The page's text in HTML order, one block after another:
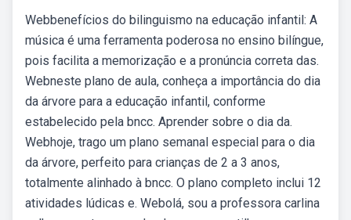
Webbenefícios do bilinguismo na educação infantil: A
música é uma ferramenta poderosa no ensino bilíngue,
pois facilita a memorização e a pronúncia correta das.
Webneste plano de aula, conheça a importância do dia
da árvore para a educação infantil, conforme
estabelecido pela bncc. Aprender sobre o dia da.
Webhoje, trago um plano semanal especial para o dia
da árvore, perfeito para crianças de 2 a 3 anos,
totalmente alinhado à bncc. O plano completo inclui 12
atividades lúdicas e. Webolá, sou a professora carlina